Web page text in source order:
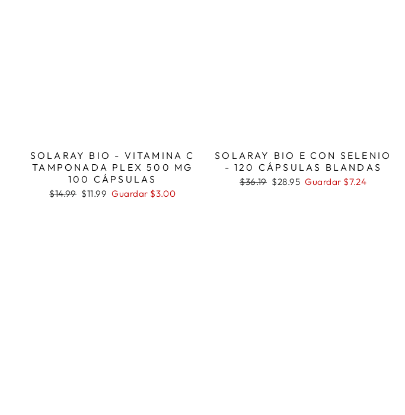
SOLARAY BIO - VITAMINA C
TAMPONADA PLEX 500 MG
100 CÁPSULAS
Precio
$14.99 Precio
$11.99 Guardar $3.00
SOLARAY BIO E CON SELENIO
- 120 CÁPSULAS BLANDAS
Precio
$36.19 Precio
$28.95 Guardar $7.24